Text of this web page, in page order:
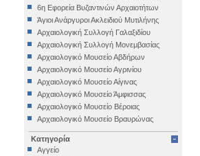
6η Εφορεία Βυζαντινών Αρχαιοτήτων
Άγιοι Ανάργυροι Ακλειδιού Μυτιλήνης
Αρχαιολογική Συλλογή Γαλαξιδίου
Αρχαιολογική Συλλογή Μονεμβασίας
Αρχαιολογικό Μουσείο Αβδήρων
Αρχαιολογικό Μουσείο Αγρινίου
Αρχαιολογικό Μουσείο Αίγινας
Αρχαιολογικό Μουσείο Άμφισσας
Αρχαιολογικό Μουσείο Βέροιας
Αρχαιολογικό Μουσείο Βραυρώνας
Αρχαιολογικό Μουσείο Δελφών
Αρχαιολογικό Μουσείο Ηγουμενίτσας
Κατηγορία
Αγγείο